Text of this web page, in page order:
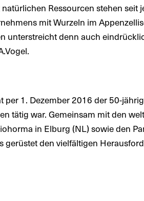
Ressourcen stehen seit
mit Wurzeln im
unterstreicht denn auch
1. Dezember 2016 der 50-
tätig war. Gemeinsam mit den
in Elburg (NL) sowie den
gerüstet den vielfältigen